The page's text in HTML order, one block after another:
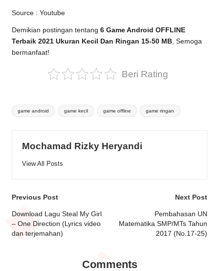
Source : Youtube
Demikian postingan tentang 6 Game Android OFFLINE
Terbaik 2021 Ukuran Kecil Dan Ringan 15-50 MB , Semoga
bermanfaat!
Beri Rating
Tags:
game android game kecil game offline game ringan
Mochamad Rizky Heryandi
View All Posts
Post
navigation
Previous Post
Download Lagu Steal My Girl
– One Direction (Lyrics video
dan terjemahan)
Next Post
Pembahasan UN
Matematika SMP/MTs Tahun
2017 (No.17-25)
Comments